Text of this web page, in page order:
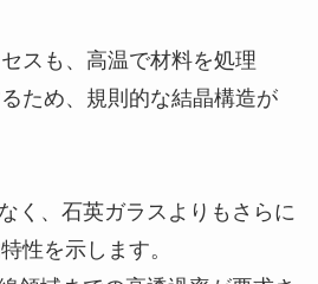
スも、高温で材料を処理
ため、規則的な結晶構造が
く、石英ガラスよりもさらに
性を示します。